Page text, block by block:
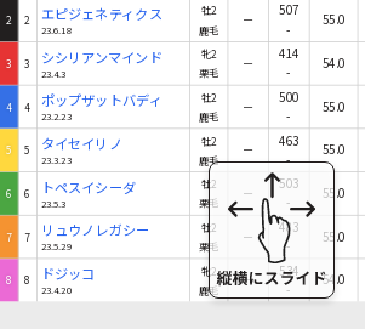
2 2 エピジェネティクス
23.6.18
牡2
鹿毛
－
507
-
55.0
3 3 シシリアンマインド
23.4.3
牝2
栗毛
－
414
-
54.0
4 4 ポップザットバディ
23.2.23
牡2
鹿毛
－
500
-
55.0
5 5 タイセイリノ
23.3.23
牡2
鹿毛
－
463
-
55.0
6 6 トペスイシーダ
23.5.3
牡2
栗毛
－
503
-
55.0
7 7 リュウノレガシー
23.5.29
牡2
栗毛
－
483
-
55.0
8 8 ドジッコ
23.4.20
牝2
鹿毛
－
534
-
54.0